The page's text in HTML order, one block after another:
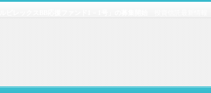
レックスBB応援ファンド1－1号」の募集開始